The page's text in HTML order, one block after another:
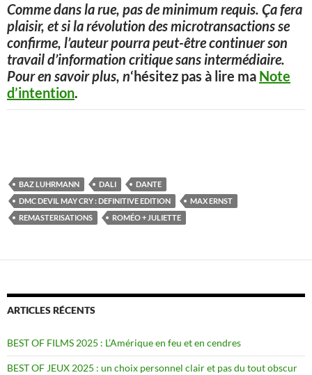
Comme dans la rue, pas de minimum requis. Ça fera
plaisir, et si la révolution des microtransactions se
confirme, l’auteur pourra peut-être continuer son
travail d’information critique sans intermédiaire.
Pour en savoir plus, n‘hésitez pas à lire ma Note
d’intention.
BAZ LUHRMANN DALI
DANTE
DMC DEVIL MAY CRY : DEFINITIVE EDITION
MAX ERNST
REMASTERISATIONS
ROMÉO + JULIETTE
ARTICLES RÉCENTS
BEST OF FILMS 2025 : L’Amérique en feu et en cendres
BEST OF JEUX 2025 : un choix personnel clair et pas du tout obscur